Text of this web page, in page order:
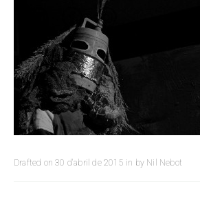
Drafted on30 d'abril de 2015 in by Nil Nebot